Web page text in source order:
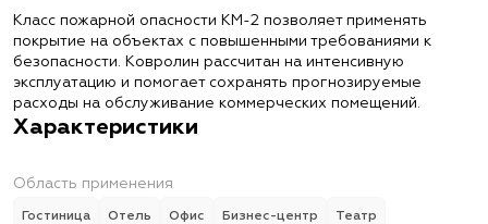
Класс пожарной опасности КМ-2 позволяет применять
покрытие на объектах с повышенными требованиями к
безопасности. Ковролин рассчитан на интенсивную
эксплуатацию и помогает сохранять прогнозируемые
расходы на обслуживание коммерческих помещений.
Характеристики
Область применения
Гостиница Отель Офис Бизнес-центр Театр